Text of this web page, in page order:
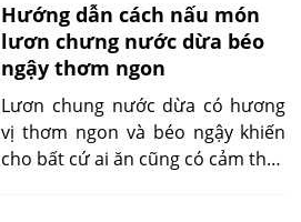
biết khá độc đáo giúp bạn ăn
ngon miệng hơn và ngon hơn so
với với cách ăn thông thường là
luộc chấm nước mắm.
Hướng dẫn cách nấu món
lươn chưng nước dừa béo
ngậy thơm ngon
Lươn chung nước dừa có hương
vị thơm ngon và béo ngậy khiến
cho bất cứ ai ăn cũng có cảm thấy